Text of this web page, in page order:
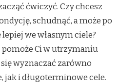
ćwiczyć. Czy chcesz
schudnąć, a może po
we własnym ciele?
pomoże Ci w utrzymaniu
wyznaczać zarówno
i długoterminowe cele.